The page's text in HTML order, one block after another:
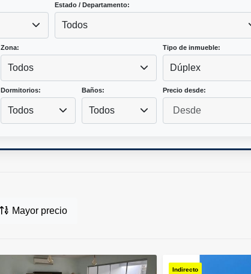
Estado / Departamento:
Todos
Zona:
Todos
Tipo de inmueble:
Dúplex
Dormitorios:
Todos
Baños:
Todos
Precio desde:
Mayor precio
Indirecto